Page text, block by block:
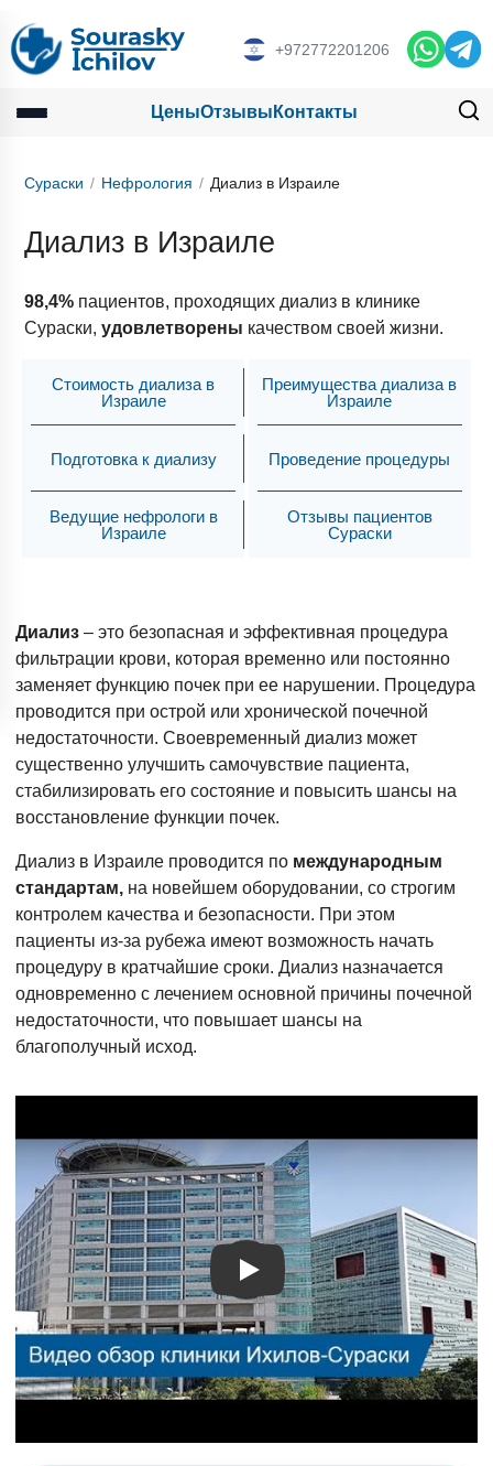
Цены Отзывы Контакты
Сураски Нефрология Диализ в Израиле
Диализ в Израиле
98,4% пациентов, проходящих диализ в клинике
Сураски,удовлетворены качеством своей жизни.
Стоимость диализа в
Израиле
Преимущества диализа в
Израиле
Подготовка к диализу Проведение процедуры
Ведущие нефрологи в
Израиле
Отзывы пациентов
Сураски
Диализ – это безопасная и эффективная процедура
фильтрации крови, которая временно или постоянно
заменяет функцию почек при ее нарушении. Процедура
проводится при острой или хронической почечной
недостаточности. Своевременный диализ может
существенно улучшить самочувствие пациента,
стабилизировать его состояние и повысить шансы на
восстановление функции почек.
Диализ в Израиле проводится по международным
стандартам, на новейшем оборудовании, со строгим
контролем качества и безопасности. При этом
пациенты из-за рубежа имеют возможность начать
процедуру в кратчайшие сроки. Диализ назначается
одновременно с лечением основной причины почечной
недостаточности, что повышает шансы на
благополучный исход.
Видео о лечении